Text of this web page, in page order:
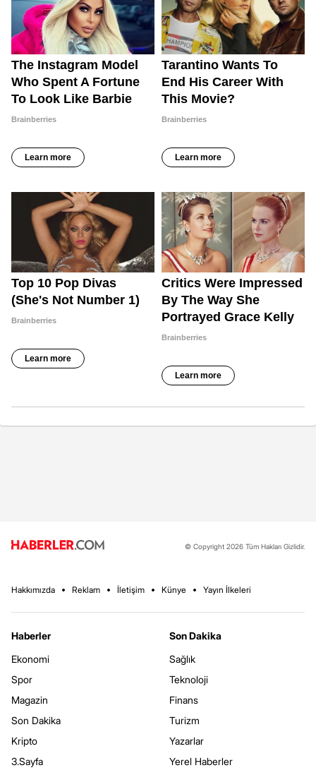
© Copyright 2026 Tüm Hakları Gizlidir.
Hakkımızda Reklam İletişim Künye Yayın İlkeleri
Haberler
Ekonomi
Spor
Magazin
Son Dakika
Kripto
3.Sayfa
Son Dakika
Sağlık
Teknoloji
Finans
Turizm
Yazarlar
Yerel Haberler